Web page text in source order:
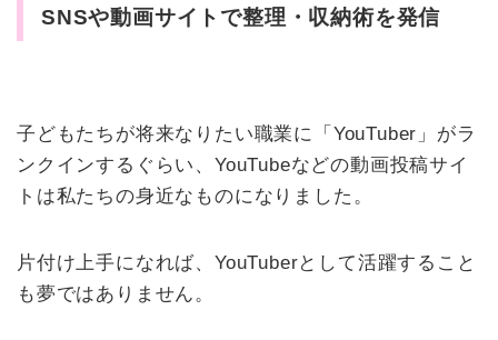
SNSや動画サイトで整理・収納術を発信
子どもたちが将来なりたい職業に「YouTuber」がラ
ンクインするぐらい、YouTubeなどの動画投稿サイ
トは私たちの身近なものになりました。
片付け上手になれば、YouTuberとして活躍すること
も夢ではありません。